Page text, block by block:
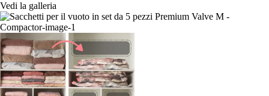
Vedi la galleria